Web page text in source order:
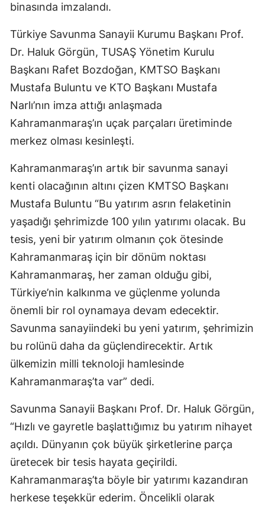
binasında imzalandı.
Türkiye Savunma Sanayii Kurumu Başkanı Prof.
Dr. Haluk Görgün, TUSAŞ Yönetim Kurulu
Başkanı Rafet Bozdoğan, KMTSO Başkanı
Mustafa Buluntu ve KTO Başkanı Mustafa
Narlı’nın imza attığı anlaşmada
Kahramanmaraş’ın uçak parçaları üretiminde
merkez olması kesinleşti.
Kahramanmaraş’ın artık bir savunma sanayi
kenti olacağının altını çizen KMTSO Başkanı
Mustafa Buluntu “Bu yatırım asrın felaketinin
yaşadığı şehrimizde 100 yılın yatırımı olacak. Bu
tesis, yeni bir yatırım olmanın çok ötesinde
Kahramanmaraş için bir dönüm noktası
Kahramanmaraş, her zaman olduğu gibi,
Türkiye’nin kalkınma ve güçlenme yolunda
önemli bir rol oynamaya devam edecektir.
Savunma sanayiindeki bu yeni yatırım, şehrimizin
bu rolünü daha da güçlendirecektir. Artık
ülkemizin milli teknoloji hamlesinde
Kahramanmaraş’ta var” dedi.
Savunma Sanayii Başkanı Prof. Dr. Haluk Görgün,
“Hızlı ve gayretle başlattığımız bu yatırım nihayet
açıldı. Dünyanın çok büyük şirketlerine parça
üretecek bir tesis hayata geçirildi.
Kahramanmaraş’ta böyle bir yatırımı kazandıran
herkese teşekkür ederim. Öncelikli olarak